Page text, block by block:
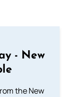
- New
the New